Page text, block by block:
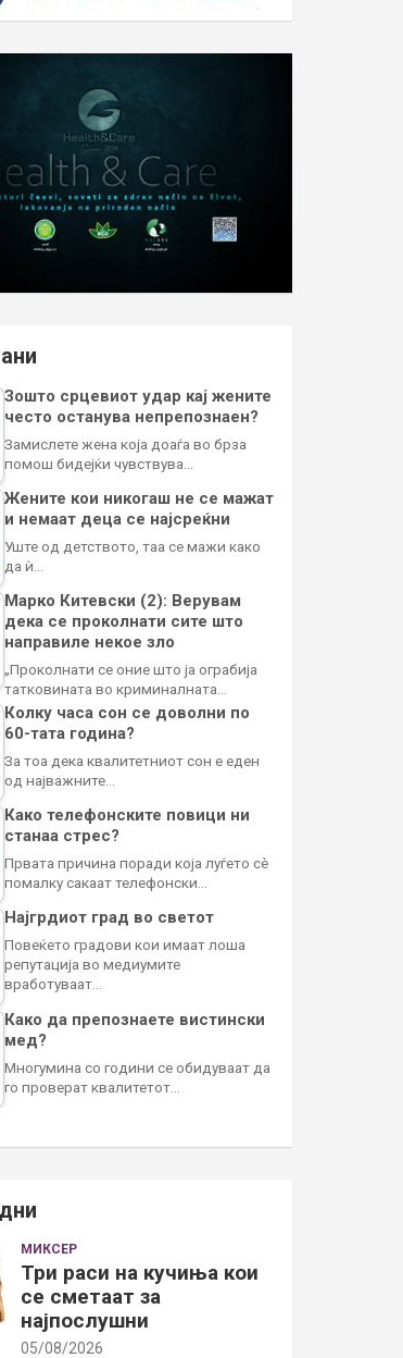
Зошто срцевиот удар кај жените
често останува непрепознаен?
Замислете жена која доаѓа во брза
помош бидејќи чувствува…
Жените кои никогаш не се мажат
и немаат деца се најсреќни
Уште од детството, таа се мажи како
да ѝ…
Марко Китевски (2): Верувам
дека се проколнати сите што
направиле некое зло
„Проколнати се оние што ја ограбија
татковината во криминалната…
Колку часа сон се доволни по
60-тата година?
За тоа дека квалитетниот сон е еден
од најважните…
Како телефонските повици ни
станаа стрес?
Првата причина поради која луѓето сè
помалку сакаат телефонски…
Најгрдиот град во светот
Повеќето градови кои имаат лоша
репутација во медиумите
вработуваат…
Како да препознаете вистински
мед?
Многумина со години се обидуваат да
го проверат квалитетот…
МИКСЕР
Три раси на кучиња кои
се сметаат за
најпослушни
05/08/2026